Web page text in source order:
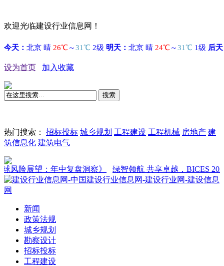
欢迎光临建设行业信息网！
设为首页 加入收藏
搜索
热门搜索： 招标投标 城乡规划 工程建设 工程机械 房地产 建
筑信息化 建筑电气
展望：年中复盘洞察》 绿智领航 共享卓越，BICES 2027新
新闻
政策法规
城乡规划
勘察设计
招标投标
工程建设